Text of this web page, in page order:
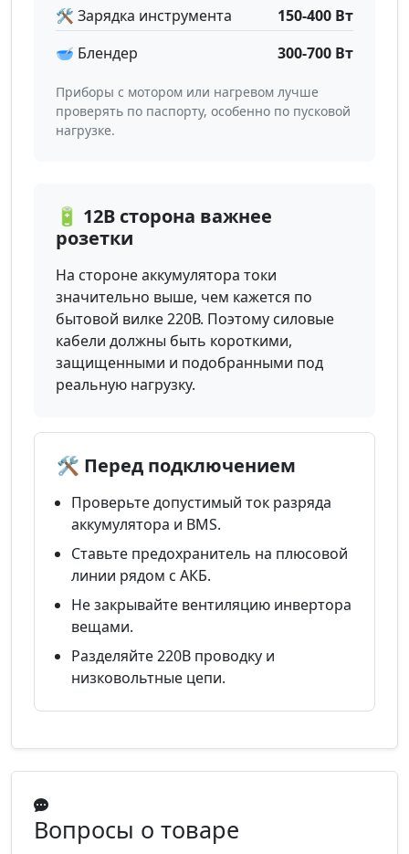
🛠️ Зарядка инструмента
150-400 Вт
🥣 Блендер
300-700 Вт
Приборы с мотором или нагревом лучше
проверять по паспорту, особенно по пусковой
нагрузке.
🔋 12В сторона важнее
розетки
На стороне аккумулятора токи
значительно выше, чем кажется по
бытовой вилке 220В. Поэтому силовые
кабели должны быть короткими,
защищенными и подобранными под
реальную нагрузку.
🛠️ Перед подключением
Проверьте допустимый ток разряда
аккумулятора и BMS.
Ставьте предохранитель на плюсовой
линии рядом с АКБ.
Не закрывайте вентиляцию инвертора
вещами.
Разделяйте 220В проводку и
низковольтные цепи.
Вопросы о товаре